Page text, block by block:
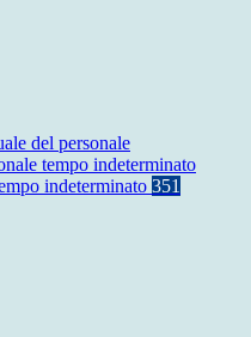
del personale
tempo indeterminato
indeterminato 351